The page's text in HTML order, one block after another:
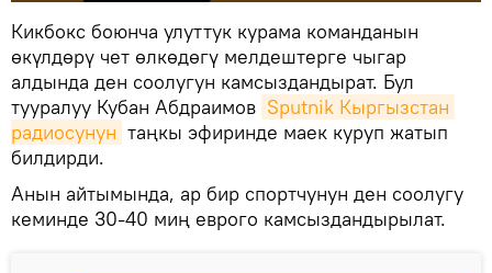
Кикбокс боюнча улуттук курама команданын
өкүлдөрү чет өлкөдөгү мелдештерге чыгар
алдында ден соолугун камсыздандырат. Бул
тууралуу Кубан Абдраимов Sputnik Кыргызстан
радиосунун таңкы эфиринде маек куруп жатып
билдирди.
Анын айтымында, ар бир спортчунун ден соолугу
кеминде 30-40 миң еврого камсыздандырылат.